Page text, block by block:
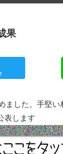
果
ました。手堅い
表します